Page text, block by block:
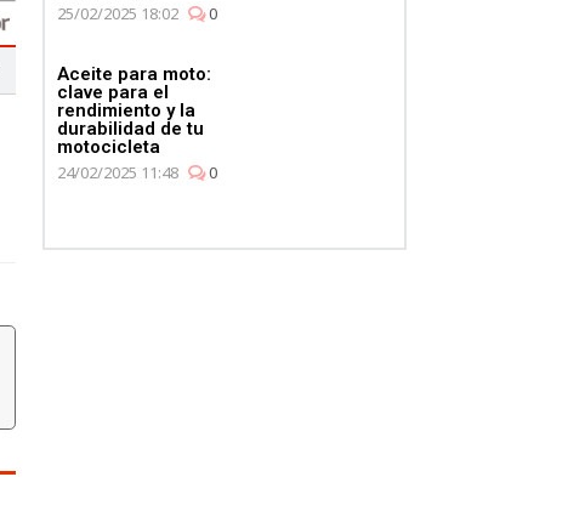
25/02/2025 18:02
0
Aceite para moto:
clave para el
rendimiento y la
durabilidad de tu
motocicleta
24/02/2025 11:48
0